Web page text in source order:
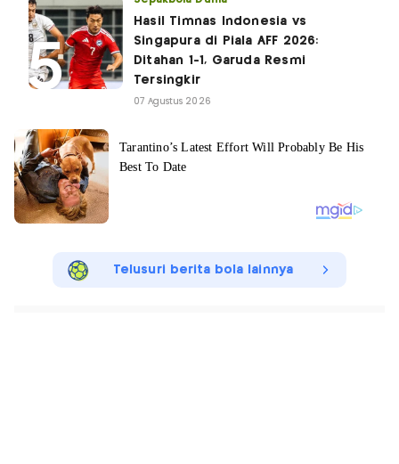
Hasil Timnas Indonesia vs
Singapura di Piala AFF 2026:
Ditahan 1-1, Garuda Resmi
Tersingkir
07 Agustus 2026
Telusuri berita bola lainnya